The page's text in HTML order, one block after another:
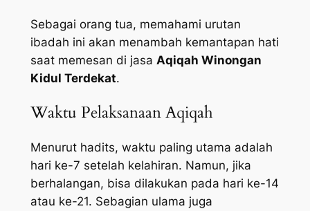
Sebagai orang tua, memahami urutan
ibadah ini akan menambah kemantapan hati
saat memesan di jasa Aqiqah Winongan
Kidul Terdekat.
Waktu Pelaksanaan Aqiqah
Menurut hadits, waktu paling utama adalah
hari ke-7 setelah kelahiran. Namun, jika
berhalangan, bisa dilakukan pada hari ke-14
atau ke-21. Sebagian ulama juga